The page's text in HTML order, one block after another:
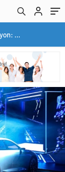
MİT’ten Irak’ın kuzeyinde operasyon: Ramazan Güneş Türkiye’ye getirildi